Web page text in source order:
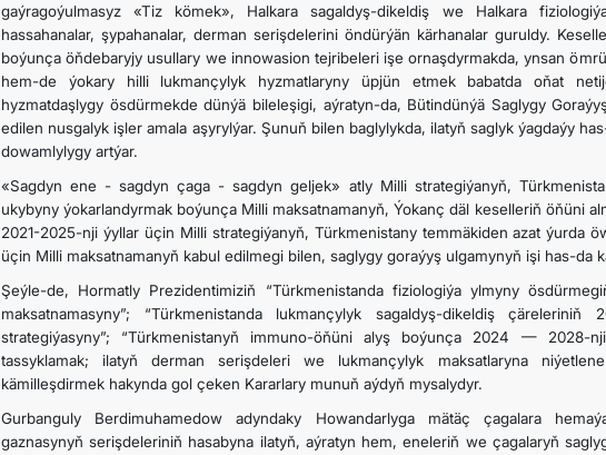
gaýragoýulmasyz «Tiz kömek», Halkara sagaldyş-dikeldiş we Halkara
hassahanalar, şypahanalar, derman serişdelerini öndürýän kärhanalar guruldy.
boýunça öňdebaryjy usullary we innowasion tejribeleri işe ornaşdyrmakda, ynsan
hem-de ýokary hilli lukmançylyk hyzmatlaryny üpjün etmek babatda oňat
hyzmatdaşlygy ösdürmekde dünýä bileleşigi, aýratyn-da, Bütindünýä Saglygy
edilen nusgalyk işler amala aşyrylýar. Şunuň bilen baglylykda, ilatyň saglyk ýagdaýy
dowamlylygy artýar.
«Sagdyn ene - sagdyn çaga - sagdyn geljek» atly Milli strategiýanyň,
ukybyny ýokarlandyrmak boýunça Milli maksatnamanyň, Ýokanç däl keselleriň öňüni
2021-2025-nji ýyllar üçin Milli strategiýanyň, Türkmenistany temmäkiden azat ýurda
üçin Milli maksatnamanyň kabul edilmegi bilen, saglygy goraýyş ulgamynyň işi has-da
Şeýle-de, Hormatly Prezidentimiziň “Türkmenistanda fiziologiýa ylmyny
maksatnamasyny”; “Türkmenistanda lukmançylyk sagaldyş-dikeldiş
strategiýasyny”; “Türkmenistanyň immuno-öňüni alyş boýunça 2024 — 2028-
tassyklamak; ilatyň derman serişdeleri we lukmançylyk maksatlaryna
kämilleşdirmek hakynda gol çeken Kararlary munuň aýdyň mysalydyr.
Gurbanguly Berdimuhamedow adyndaky Howandarlyga mätäç çagalara
gaznasynyň serişdeleriniň hasabyna ilatyň, aýratyn hem, eneleriň we çagalaryň